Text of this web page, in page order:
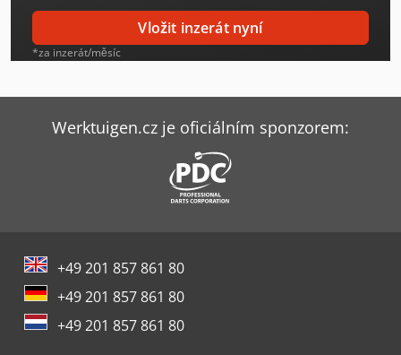
Bomag Bt 60
Bomag Bt 65
Bomag Bw 65 H
Jcb 525-60E
Jcb 533-105
Vložit inzerát nyní
*za inzerát/měsíc
Werktuigen.cz je oficiálním sponzorem:
+49 201 857 861 80
+49 201 857 861 80
+49 201 857 861 80